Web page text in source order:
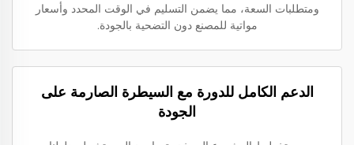
ومتطلبات السعة، مما يضمن التسليم في الوقت المحدد وأسعار
مواتية للمصنع دون التضحية بالجودة.
الدعم الكامل للدورة مع السيطرة الصارمة على
الجودة